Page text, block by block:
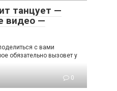
танцует —
видео —
с вами
обязательно вызовет у
0